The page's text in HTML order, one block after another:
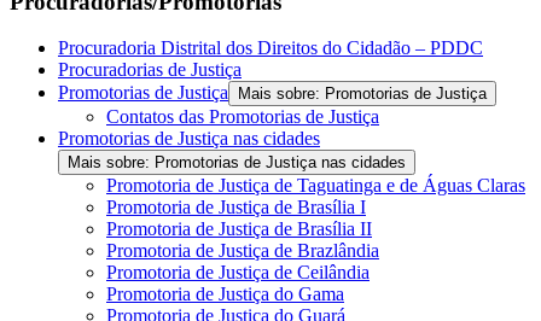
Procuradoria Distrital dos Direitos do Cidadão – PDDC
Procuradorias de Justiça
Promotorias de Justiça
Mais sobre: Promotorias de Justiça
Contatos das Promotorias de Justiça
Promotorias de Justiça nas cidades
Mais sobre: Promotorias de Justiça nas cidades
Promotoria de Justiça de Taguatinga e de Águas Claras
Promotoria de Justiça de Brasília I
Promotoria de Justiça de Brasília II
Promotoria de Justiça de Brazlândia
Promotoria de Justiça de Ceilândia
Promotoria de Justiça do Gama
Promotoria de Justiça do Guará